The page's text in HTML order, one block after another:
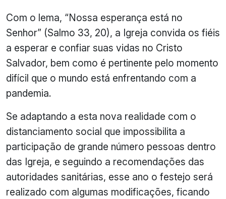
Com o lema, “Nossa esperança está no
Senhor” (Salmo 33, 20), a Igreja convida os fiéis
a esperar e confiar suas vidas no Cristo
Salvador, bem como é pertinente pelo momento
difícil que o mundo está enfrentando com a
pandemia.
Se adaptando a esta nova realidade com o
distanciamento social que impossibilita a
participação de grande número pessoas dentro
das Igreja, e seguindo a recomendações das
autoridades sanitárias, esse ano o festejo será
realizado com algumas modificações, ficando